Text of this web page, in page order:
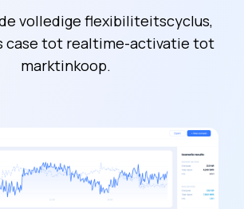
volledige flexibiliteitscyclus,
case tot realtime-activatie tot
marktinkoop.